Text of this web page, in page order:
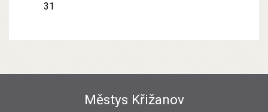
31
Městys Křižanov